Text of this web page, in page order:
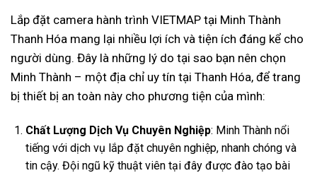
Lắp đặt camera hành trình VIETMAP tại Minh Thành
Thanh Hóa mang lại nhiều lợi ích và tiện ích đáng kể cho
người dùng. Đây là những lý do tại sao bạn nên chọn
Minh Thành – một địa chỉ uy tín tại Thanh Hóa, để trang
bị thiết bị an toàn này cho phương tiện của mình:
Chất Lượng Dịch Vụ Chuyên Nghiệp: Minh Thành nổi
tiếng với dịch vụ lắp đặt chuyên nghiệp, nhanh chóng và
tin cậy. Đội ngũ kỹ thuật viên tại đây được đào tạo bài